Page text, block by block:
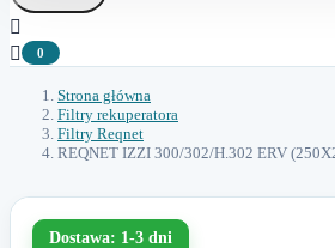


0
Strona główna
Filtry rekuperatora
Filtry Reqnet
REQNET IZZI 300/302/H.302 ERV
Dostawa: 1-3 dni